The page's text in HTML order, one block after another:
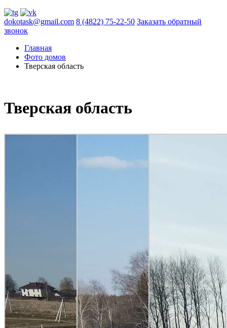
dokotask@gmail.com 8 (4822) 75-22-50 Заказать обратный
звонок
Главная
Фото домов
Тверская область
Тверская область